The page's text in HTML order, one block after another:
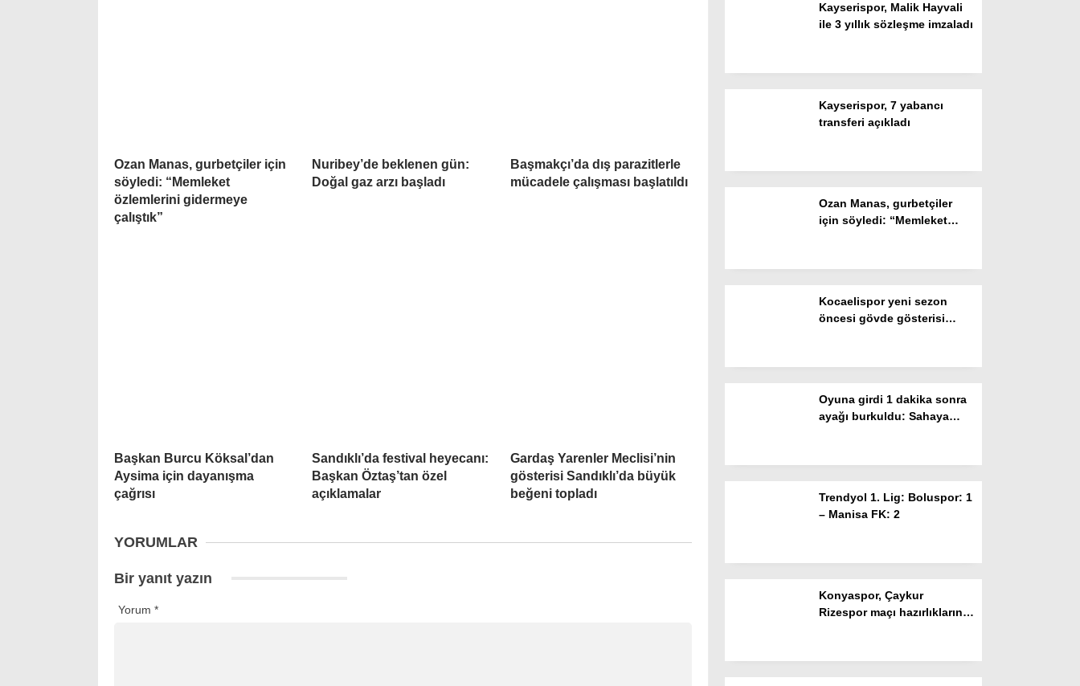
Ozan Manas, gurbetçiler için
söyledi: “Memleket
özlemlerini gidermeye
çalıştık”
Nuribey’de beklenen gün:
Doğal gaz arzı başladı
Başmakçı’da dış parazitlerle
mücadele çalışması başlatıldı
Başkan Burcu Köksal’dan
Aysima için dayanışma
çağrısı
Sandıklı’da festival heyecanı:
Başkan Öztaş’tan özel
açıklamalar
Gardaş Yarenler Meclisi’nin
gösterisi Sandıklı’da büyük
beğeni topladı
YORUMLAR
Bir yanıt yazın
Yorum *
Kayserispor, Malik Hayvali
ile 3 yıllık sözleşme imzaladı
Kayserispor, 7 yabancı
transferi açıkladı
Ozan Manas, gurbetçiler
için söyledi: “Memleket
Kocaelispor yeni sezon
öncesi gövde gösterisi
Oyuna girdi 1 dakika sonra
ayağı burkuldu: Sahaya
Trendyol 1. Lig: Boluspor: 1
– Manisa FK: 2
Konyaspor, Çaykur
Rizespor maçı hazırlıklarını